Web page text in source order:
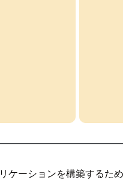
ーションを構築するた